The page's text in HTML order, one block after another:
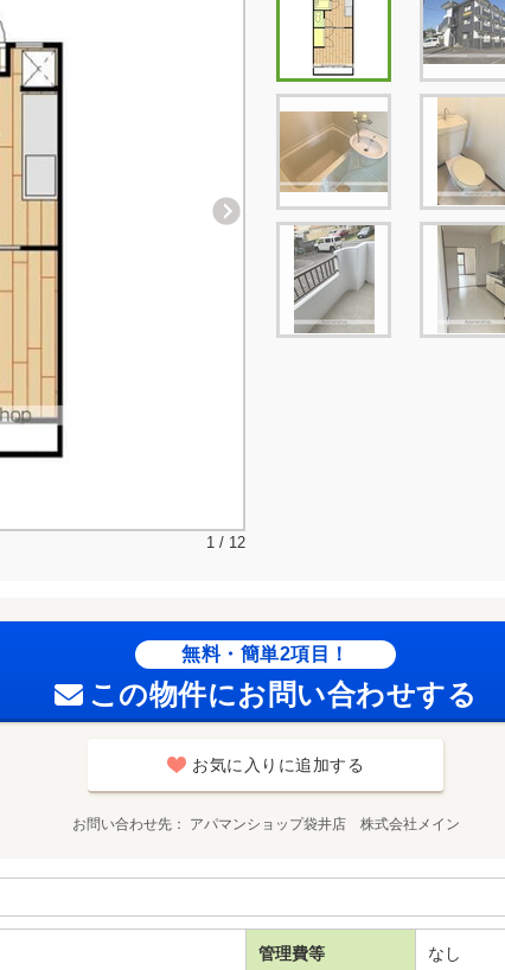
1 / 12
無料・簡単2項目！
この物件にお問い合わせする
お気に入りに追加する
お問い合わせ先 アパマンショップ袋井店 株式会社メイン
管理費等 なし